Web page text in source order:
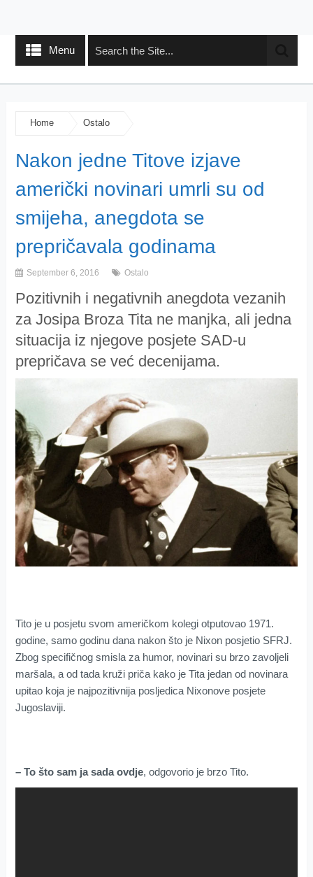
Menu
Home Ostalo
Nakon jedne Titove izjave
američki novinari umrli su od
smijeha, anegdota se
prepričavala godinama
September 6, 2016 Ostalo
Pozitivnih i negativnih anegdota vezanih
za Josipa Broza Tita ne manjka, ali jedna
situacija iz njegove posjete SAD-u
prepričava se već decenijama.
Tito je u posjetu svom američkom kolegi otputovao 1971.
godine, samo godinu dana nakon što je Nixon posjetio SFRJ.
Zbog specifičnog smisla za humor, novinari su brzo zavoljeli
maršala, a od tada kruži priča kako je Tita jedan od novinara
upitao koja je najpozitivnija posljedica Nixonove posjete
Jugoslaviji.
– To što sam ja sada ovdje, odgovorio je brzo Tito.